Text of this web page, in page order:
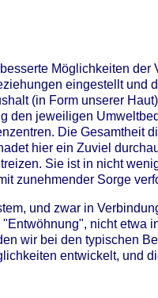
Möglichkeiten der
eingestellt und
(in Form unserer
den jeweiligen
Die Gesamtheit
hier ein Zuviel
Sie ist in nicht
zunehmender Sorge
und zwar in
nicht etwa
wir bei den typischen
entwickelt, und